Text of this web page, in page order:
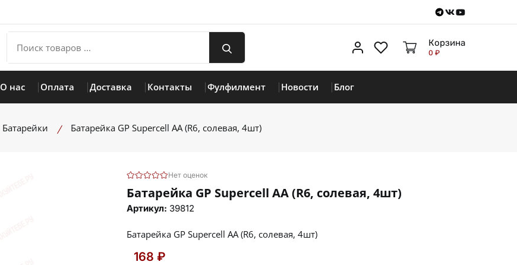
Telegram
VKontakte
Youtube
Личный кабинет
ИзбранноеКорзина
0 ₽
О нас Оплата Доставка Контакты Фулфилмент Новости Блог
Батарейки Батарейка GP Supercell AA (R6, солевая, 4шт)
Нет оценок
Батарейка GP Supercell AA (R6, солевая, 4шт)
Артикул: 39812
Батарейка GP Supercell AA (R6, солевая, 4шт)
168 ₽